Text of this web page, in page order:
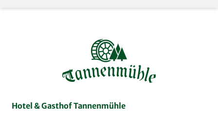
Hotel & Gasthof Tannenmühle